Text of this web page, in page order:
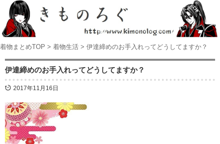
着物まとめTOP > 着物生活 > 伊達締めのお手入れってどうしてますか？
伊達締めのお手入れってどうしてますか？
2017年11月16日